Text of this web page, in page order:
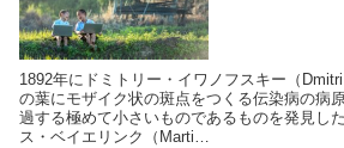
1892年にドミトリー・イワノフスキー（
の葉にモザイク状の斑点をつくる伝染病の病
過する極めて小さいものであるものを発見し
ス・ベイエリンク（Marti…